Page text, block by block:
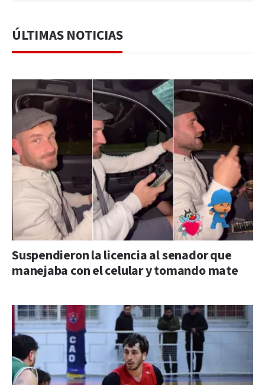
ÚLTIMAS NOTICIAS
Suspendieron la licencia al senador que
manejaba con el celular y tomando mate